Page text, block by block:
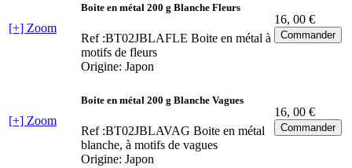
[+] Zoom
Boite en métal 200 g Blanche Fleurs
Ref :BT02JBLAFLE Boite en métal à
motifs de fleurs
Origine: Japon
16, 00 €
[+] Zoom
Boite en métal 200 g Blanche Vagues
Ref :BT02JBLAVAG Boite en métal
blanche, à motifs de vagues
Origine: Japon
16, 00 €